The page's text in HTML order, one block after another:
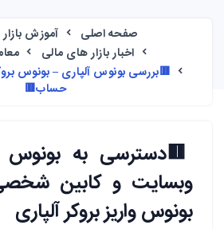
صفحه اصلی
آموزش
اخبار بازار های مالی
🟥بررسی بونوس آلپاری – بونوس
حساب🟥
🟥دسترسی به بونوس
وبسایت و کابین
بونوس واریز بروکر آلپاری